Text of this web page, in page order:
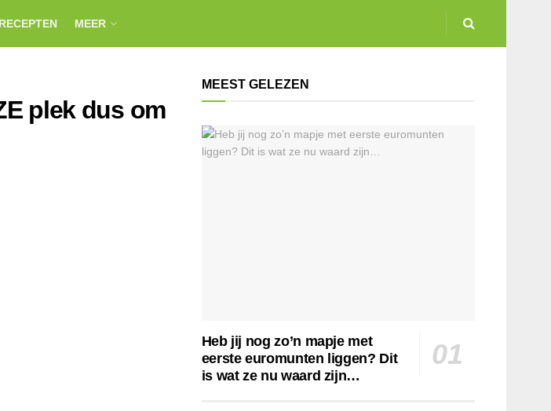
RECEPTEN MEER
plek dus om
MEEST GELEZEN
Heb jij nog zo’n mapje met
eerste euromunten liggen? Dit
is wat ze nu waard zijn…